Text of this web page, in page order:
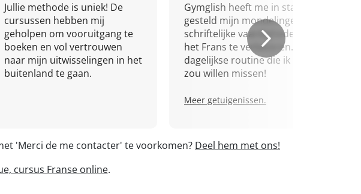
Jullie methode is uniek! De
cursussen hebben mij
geholpen om vooruitgang te
boeken en vol vertrouwen
naar mijn uitwisselingen in het
buitenland te gaan.
Gymglish heeft me in staat
gesteld mijn mondelinge en
schriftelijke vaardigheden in
het Frans te verbeteren. Een
dagelijkse routine die ik niet
zou willen missen!
Meer getuigenissen.
'Merci de me contacter' te voorkomen? Deel hem met ons!
cursus Franse online.